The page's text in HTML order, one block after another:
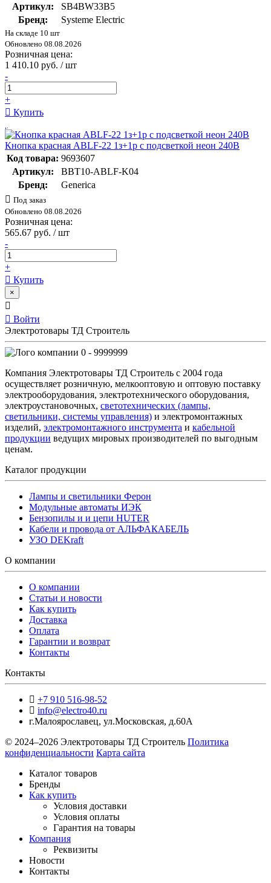
Артикул:
SB4BW33B5
Бренд:
Systeme Electric
На складе 10 шт
Обновлено 08.08.2026
Розничная цена:
1 410.10 руб. / шт
-
+
Купить
Кнопка красная ABLF-22 1з+1р с подсветкой неон 240В
Код товара: 9693607
Артикул:
BBT10-ABLF-K04
Бренд:
Generica
Под заказ
Обновлено 08.08.2026
Розничная цена:
565.67 руб. / шт
-
+
Купить
×
Войти
Электротовары ТД Строитель
0 - 9999999
Компания Электротовары ТД Строитель с 2004 года
осуществляет розничную, мелкооптовую и оптовую поставку
электрооборудования, электротехнического оборудования,
электроустановочных, светотехнических (лампы,
светильники, системы управления) и электромонтажных
изделий, электромонтажного инструмента и кабельной
продукции ведущих мировых производителей по выгодным
ценам.
Каталог продукции
Лампы и светильники Ферон
Модульные автоматы ИЭК
Бензопилы и и цепи HUTER
Кабели и провода от АЛЬФАКАБЕЛЬ
УЗО DEKraft
О компании
О компании
Статьи и новости
Как купить
Доставка
Оплата
Гарантии и возврат
Контакты
Контакты
+7 910 516-98-52
info@electro40.ru
г.Малоярославец, ул.Московская, д.60А
© 2024–2026 Электротовары ТД Строитель Политика
конфиденциальности Карта сайта
Каталог товаров
Бренды
Как купить
Условия доставки
Условия оплаты
Гарантия на товары
Компания
Реквизиты
Новости
Контакты